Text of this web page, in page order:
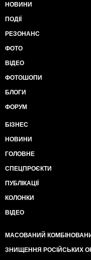
НОВИНИ
ПОДІЇ
РЕЗОНАНС
ФОТО
ВІДЕО
ФОТОШОПИ
БЛОГИ
ФОРУМ
БІЗНЕС
НОВИНИ
ГОЛОВНЕ
СПЕЦПРОЄКТИ
ПУБЛІКАЦІЇ
КОЛОНКИ
ВІДЕО
МАСОВАНИЙ
ЗНИЩЕННЯ РОСІЙСЬКИХ